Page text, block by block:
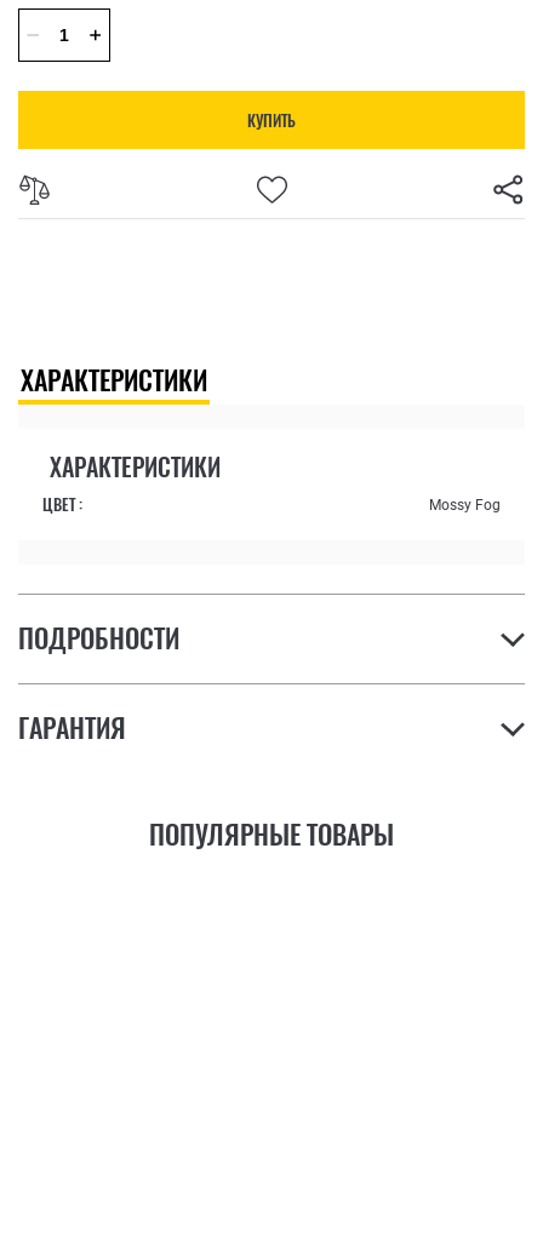
КУПИТЬ
ХАРАКТЕРИСТИКИ
ХАРАКТЕРИСТИКИ
ЦВЕТ : Mossy Fog
ПОДРОБНОСТИ
ГАРАНТИЯ
ПОПУЛЯРНЫЕ ТОВАРЫ